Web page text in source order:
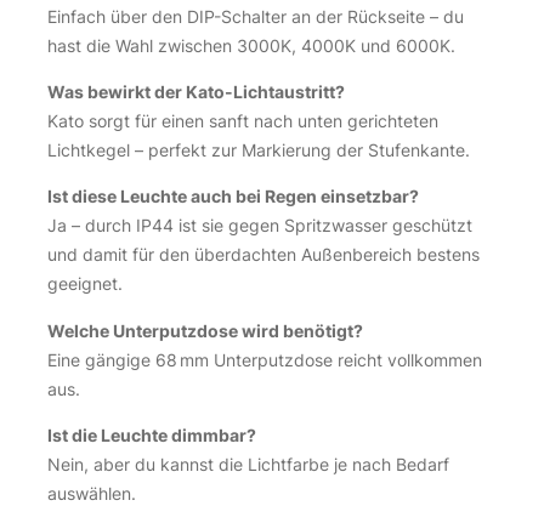
Einfach über den DIP-Schalter an der Rückseite – du
hast die Wahl zwischen 3000K, 4000K und 6000K.
Was bewirkt der Kato-Lichtaustritt?
Kato sorgt für einen sanft nach unten gerichteten
Lichtkegel – perfekt zur Markierung der Stufenkante.
Ist diese Leuchte auch bei Regen einsetzbar?
Ja – durch IP44 ist sie gegen Spritzwasser geschützt
und damit für den überdachten Außenbereich bestens
geeignet.
Welche Unterputzdose wird benötigt?
Eine gängige 68 mm Unterputzdose reicht vollkommen
aus.
Ist die Leuchte dimmbar?
Nein, aber du kannst die Lichtfarbe je nach Bedarf
auswählen.